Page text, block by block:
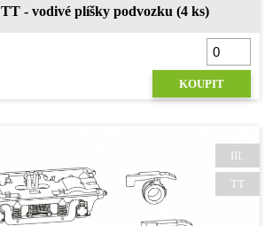
TT - vodivé plíšky podvozku (4 ks)
KOUPIT
III.
TT
Přidáno do košíku